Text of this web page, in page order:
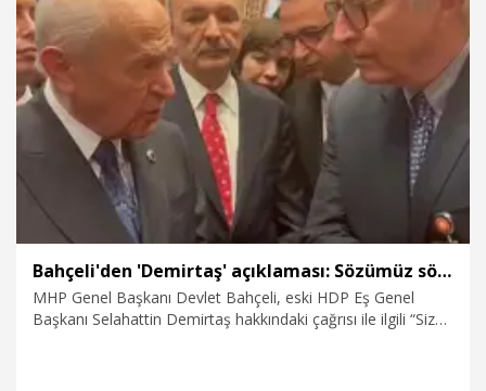
iktidarın elindeki en büyük propaganda silahını elinden alma
hamlesiydi" dedi.
20.06.2026 Politika
Bahçeli'den 'Demirtaş' açıklaması: Sözümüz sözdür
MHP Genel Başkanı Devlet Bahçeli, eski HDP Eş Genel
Başkanı Selahattin Demirtaş hakkındaki çağrısı ile ilgili “Siz